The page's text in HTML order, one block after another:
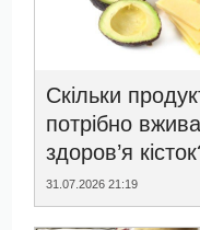
Скільки
потрібно
здоров’я
31.07.2026 21:19